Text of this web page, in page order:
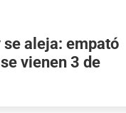
aleja: empató
vienen 3 de